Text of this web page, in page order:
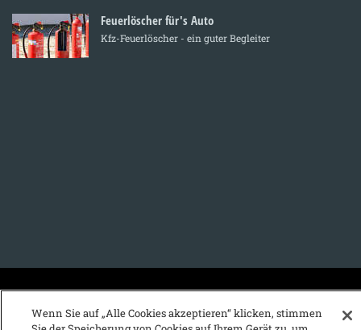
Feuerlöscher für's Auto
Kfz-Feuerlöscher - ein guter Begleiter
Wenn Sie auf „Alle Cookies akzeptieren“ klicken, stimmen